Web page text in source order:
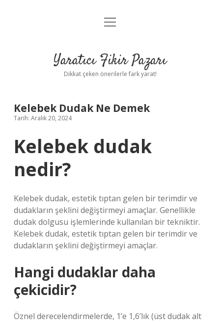
Anasayfa
Yasal Uyarı
menüyü
Yaratıcı Fikir Pazarı
Dikkat çeken önerilerle fark yarat!
Kelebek Dudak Ne Demek
Tarih: Aralık 20, 2024
Kelebek dudak
nedir?
Kelebek dudak, estetik tıptan gelen bir terimdir ve
dudakların şeklini değiştirmeyi amaçlar. Genellikle
dudak dolgusu işlemlerinde kullanılan bir tekniktir.
Kelebek dudak, estetik tıptan gelen bir terimdir ve
dudakların şeklini değiştirmeyi amaçlar.
Hangi dudaklar daha
çekicidir?
Öznel derecelendirmelerde, 1’e 1,6’lık (üst dudak alt